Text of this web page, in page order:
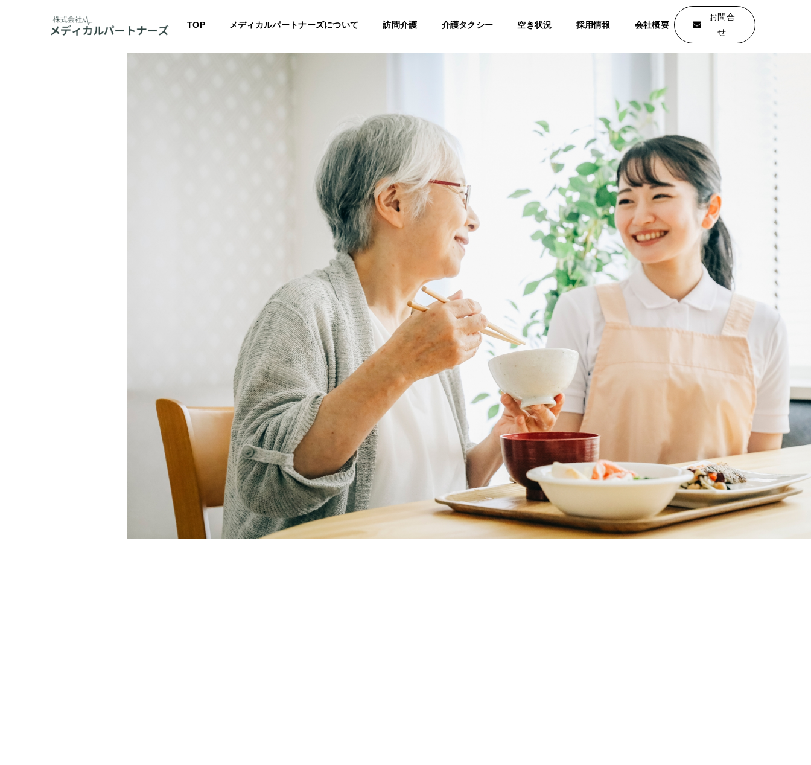
TOP メディカルパートナーズについて 訪問介護 介護タクシー 空き状況 採用情報 会社概要
お問合
せ